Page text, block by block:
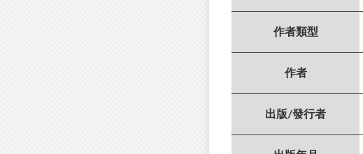
作者類型
作者
出版/發行者